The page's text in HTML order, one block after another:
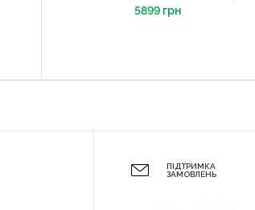
5899 грн
ПІДТРИМКА
ЗАМОВЛЕНЬ